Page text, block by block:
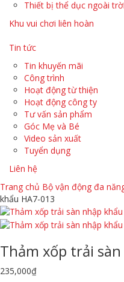
Thiết bị thể dục ngoài
Khu vui chơi liên hoàn
Tin tức
Tin khuyến mãi
Công trình
Hoạt động từ thiện
Hoạt động công ty
Tư vấn sản phẩm
Góc Mẹ và Bé
Video sản xuất
Tuyển dụng
Liên hệ
Trang chủ Bộ vận động đa
khẩu HA7-013
Thảm xốp trải
235,000₫